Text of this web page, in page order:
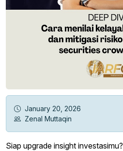
January 20, 2026
Zenal Muttaqin
Siap upgrade insight investasimu?